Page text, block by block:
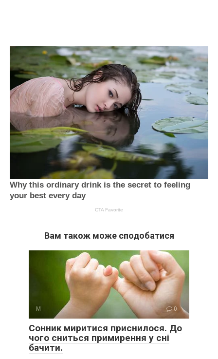
Вам також може сподобатися
М 0
Сонник миритися приснилося. До
чого сниться примирення у сні
бачити.